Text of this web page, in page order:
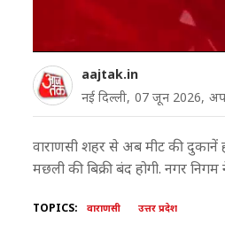
aajtak.in
नई दिल्ली, 07 जून 2026,
वाराणसी शहर से अब मीट की दुकानें
मछली की बिक्री बंद होगी. नगर
TOPICS: वाराणसी उत्तर प्रदेश